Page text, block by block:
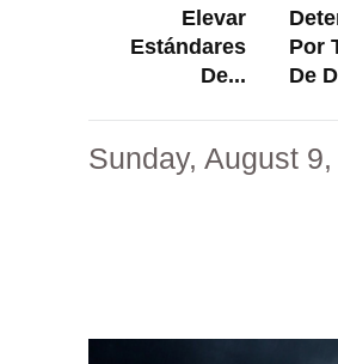
Elevar
Estándares
De...
Por
De
Sunday, August